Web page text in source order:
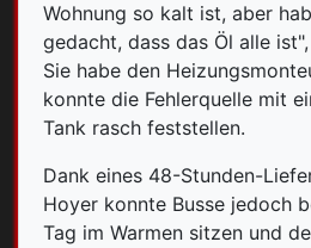
Wohnung so kalt ist, aber
gedacht, dass das Öl alle
Sie habe den
konnte die Fehlerquelle mit
Tank rasch feststellen.
Dank eines 48-Stunden-
Hoyer konnte Busse jedoch
Tag im Warmen sitzen und